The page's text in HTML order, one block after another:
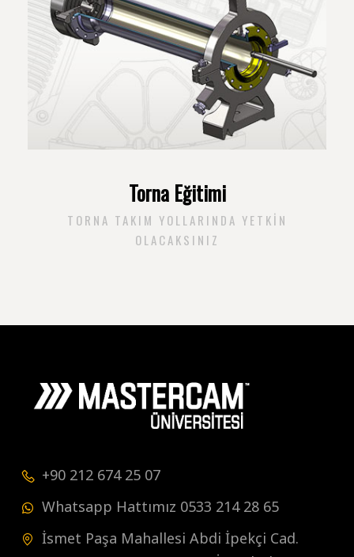
Torna Eğitimi
TORNA TAKIM YOLLARINDA YETKIN
OLACAKSINIZ
+90 212 674 25 07
Whatsapp Hattımız 0533 214 28 65
İsmet Paşa Mahallesi Abdi İpekçi Cad.